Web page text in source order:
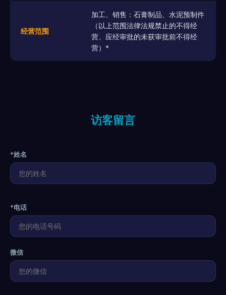
经营范围
加工、销售：石膏制品、水泥预制件
（以上范围法律法规禁止的不得经
营、应经审批的未获审批前不得经
营）*
访客留言
*姓名
*电话
微信